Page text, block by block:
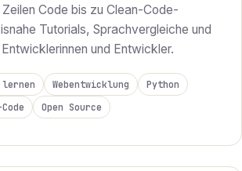
Code bis zu Clean-Code-
Tutorials, Sprachvergleiche und
und Entwickler.
lernen Webentwicklung
Python
Open Source